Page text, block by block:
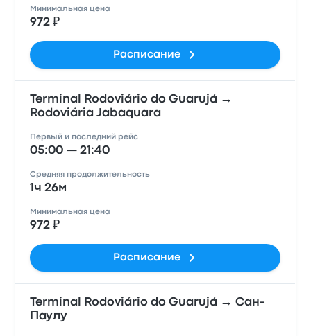
Минимальная цена
972 ₽
Расписание
Terminal Rodoviário do Guarujá →
Rodoviária Jabaquara
Первый и последний рейс
05:00 — 21:40
Средняя продолжительность
1ч 26м
Минимальная цена
972 ₽
Расписание
Terminal Rodoviário do Guarujá → Сан-
Паулу